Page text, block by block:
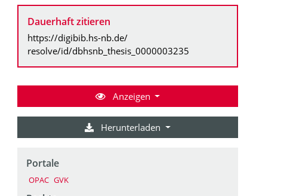
Dauerhaft zitieren
https://digibib.hs-nb.de/
resolve/id/dbhsnb_thesis_0000003235
Anzeigen
Herunterladen
Portale
OPAC GVK